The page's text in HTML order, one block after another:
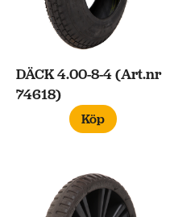
DÄCK 4.00-8-4 (Art.nr
74618)
Köp